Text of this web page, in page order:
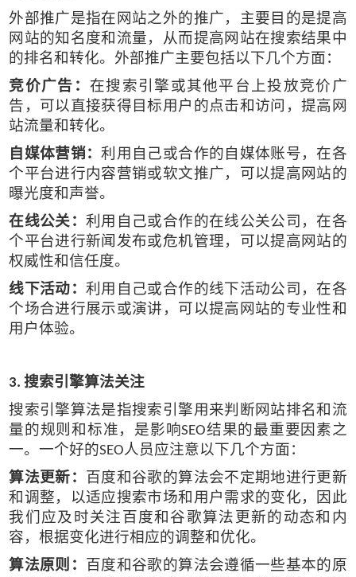
外部推广是指在网站之外的推广，主要目的是提高
网站的知名度和流量，从而提高网站在搜索结果中
的排名和转化。外部推广主要包括以下几个方面：
竞价广告： 在搜索引擎或其他平台上投放竞价广
告，可以直接获得目标用户的点击和访问，提高网
站流量和转化。
自媒体营销：利用自己或合作的自媒体账号，在各
个平台进行内容营销或软文推广，可以提高网站的
曝光度和声誉。
在线公关：利用自己或合作的在线公关公司，在各
个平台进行新闻发布或危机管理，可以提高网站的
权威性和信任度。
线下活动：利用自己或合作的线下活动公司，在各
个场合进行展示或演讲，可以提高网站的专业性和
用户体验。
3.搜索引擎算法关注
搜索引擎算法是指搜索引擎用来判断网站排名和流
量的规则和标准，是影响SEO结果的最重要因素之
一。一个好的SEO人员应注意以下几个方面：
算法更新： 百度和谷歌的算法会不定期地进行更新
和调整，以适应搜索市场和用户需求的变化，因此
我们应及时关注百度和谷歌算法更新的动态和内
容，根据变化进行相应的调整和优化。
算法原则： 百度和谷歌的算法会遵循一些基本的原